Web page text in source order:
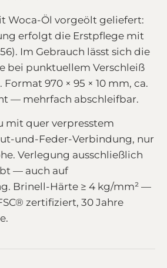
Woca-Öl vorgeölt geliefert:
erfolgt die Erstpflege mit
Im Gebrauch lässt sich die
bei punktuellem Verschleiß
970 × 95 × 10 mm, ca.
— mehrfach abschleifbar.
mit quer verpresstem
und-Feder-Verbindung, nur
Verlegung ausschließlich
— auch auf
Brinell-Härte ≥ 4 kg/mm² —
zertifiziert, 30 Jahre